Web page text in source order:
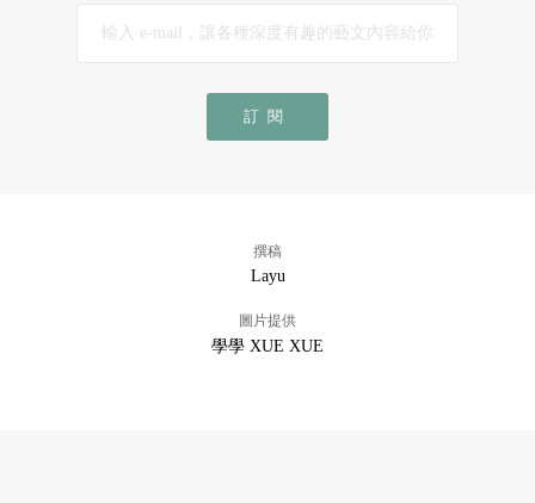
訂閱
撰稿
Layu
圖片提供
學學 XUE XUE